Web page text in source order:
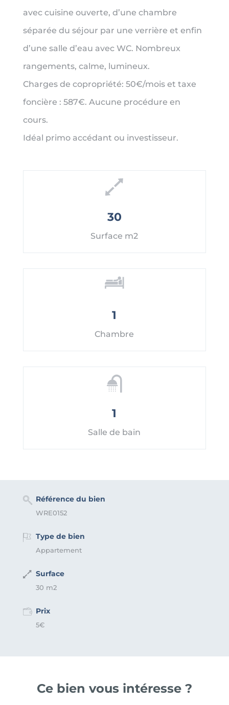
avec cuisine ouverte, d’une chambre
séparée du séjour par une verrière et enfin
d’une salle d’eau avec WC. Nombreux
rangements, calme, lumineux.
Charges de copropriété: 50€/mois et taxe
foncière : 587€. Aucune procédure en
cours.
Idéal primo accédant ou investisseur.
30
Surface m2
1
Chambre
1
Salle de bain
Référence du bien
WRE0152
Type de bien
Appartement
Surface
30 m2
Prix
5€
Ce bien vous intéresse ?